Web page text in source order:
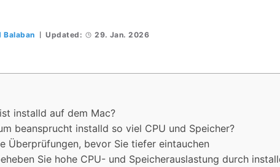
Balaban Updated: 29. Jan. 2026
installd auf dem Mac?
beansprucht installd so viel CPU und Speicher?
Überprüfungen, bevor Sie tiefer eintauchen
Sie hohe CPU- und Speicherauslastung durch